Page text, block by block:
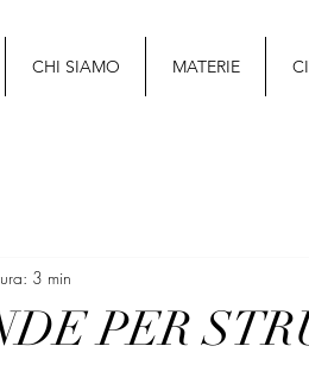
CHI SIAMO MATERIE
PER
3 min